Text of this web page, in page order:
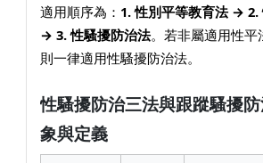
適用順序為： 1. 性別平等教育法 → 2.
→ 3. 性騷擾防治法。若非屬適用性平
則一律適用性騷擾防治法。
性騷擾防治三法與跟蹤騷擾
象與定義